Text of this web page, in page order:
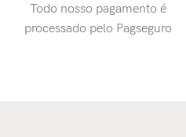
Todo nosso pagamento é
processado pelo Pagseguro